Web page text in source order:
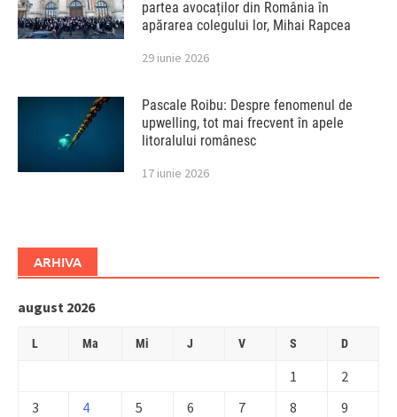
partea avocaților din România în
apărarea colegului lor, Mihai Rapcea
29 iunie 2026
Pascale Roibu: Despre fenomenul de
upwelling, tot mai frecvent în apele
litoralului românesc
17 iunie 2026
ARHIVA
august 2026
L Ma Mi J V S D
1
2
3
4 5 6 7 8
9